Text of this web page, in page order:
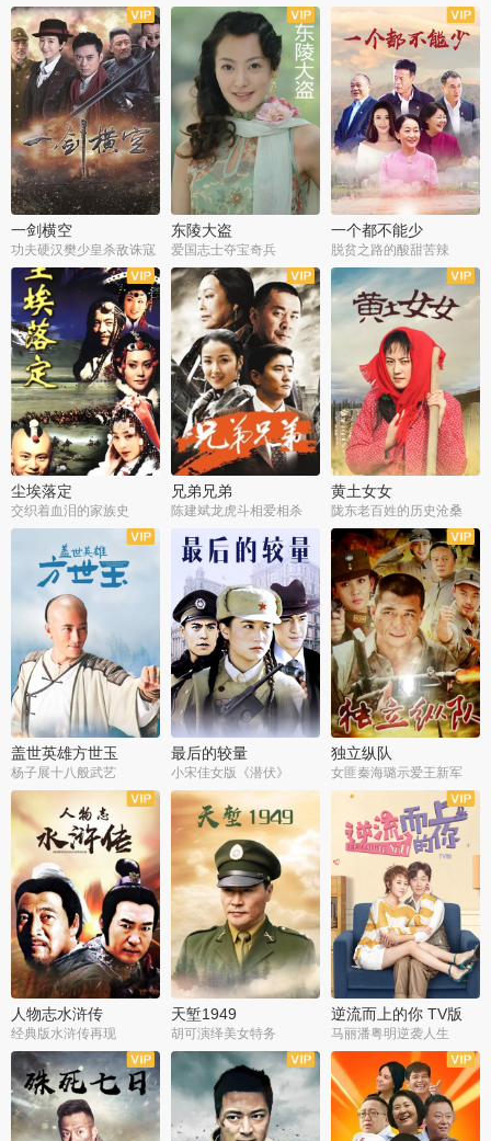
全40集
一剑横空
功夫硬汉樊少皇杀敌诛寇
全33集
东陵大盗
爱国志士夺宝奇兵
全36集
一个都不能少
脱贫之路的酸甜苦辣
全25集
尘埃落定
交织着血泪的家族史
全50集
兄弟兄弟
陈建斌龙虎斗相爱相杀
全23集
黄土女女
陇东老百姓的历史沧桑
全36集
盖世英雄方世玉
杨子展十八般武艺
全28集
最后的较量
小宋佳女版《潜伏》
全44集
独立纵队
女匪秦海璐示爱王新军
全40集
人物志水浒传
经典版水浒传再现
全30集
天堑1949
胡可演绎美女特务
全43集
逆流而上的你 TV版
马丽潘粤明逆袭人生
全34集
全21集 全35集